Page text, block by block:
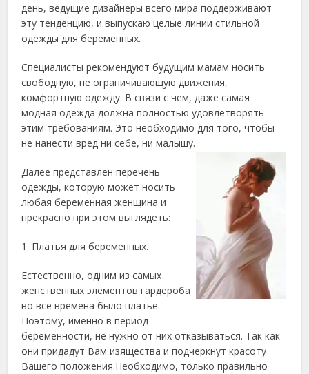
день, ведущие дизайнеры всего мира поддерживают
эту тенденцию, и выпускаю целые линии стильной
одежды для беременных.
Специалисты рекомендуют будущим мамам носить
свободную, не ограничивающую движения,
комфортную одежду. В связи с чем, даже самая
модная одежда должна полностью удовлетворять
этим требованиям. Это необходимо для того, чтобы
не нанести вред ни себе, ни малышу.
Далее представлен перечень
одежды, которую может носить
любая беременная женщина и
прекрасно при этом выглядеть:
1. Платья для беременных.
Естественно, одним из самых
женственных элементов гардероба
во все времена было платье.
Поэтому, именно в период
беременности, не нужно от них отказываться. Так как
они придадут Вам изящества и подчеркнут красоту
Вашего положения.Необходимо, только правильно